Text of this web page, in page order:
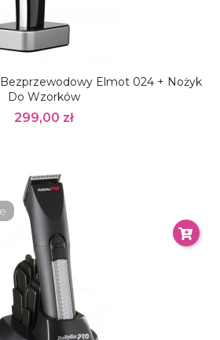
Elmot 024 + Nożyk
Do Wzorków
299,00 zł